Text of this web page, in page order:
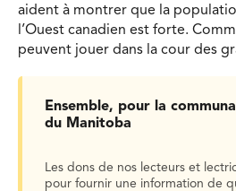
aident à montrer que la
l’Ouest canadien est forte.
peuvent jouer dans la cour des
Ensemble, pour la
du Manitoba
Les dons de nos lecteurs et
pour fournir une information de